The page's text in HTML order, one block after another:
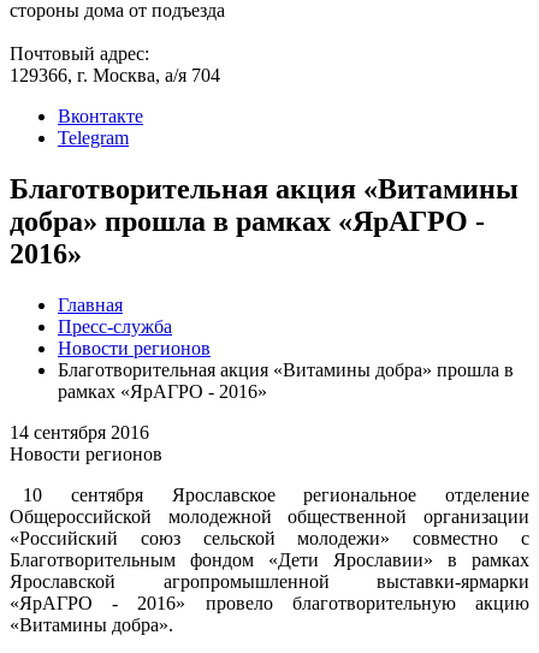
стороны дома от подъезда
Почтовый адрес:
129366, г. Москва, а/я 704
Вконтакте
Telegram
Благотворительная акция «Витамины
добра» прошла в рамках «ЯрАГРО -
2016»
Главная
Пресс-служба
Новости регионов
Благотворительная акция «Витамины добра» прошла в
рамках «ЯрАГРО - 2016»
14 сентября 2016
Новости регионов
10 сентября Ярославское региональное отделение
Общероссийской молодежной общественной организации
«Российский союз сельской молодежи» совместно с
Благотворительным фондом «Дети Ярославии» в рамках
Ярославской агропромышленной выставки-ярмарки
«ЯрАГРО - 2016» провело благотворительную акцию
«Витамины добра».